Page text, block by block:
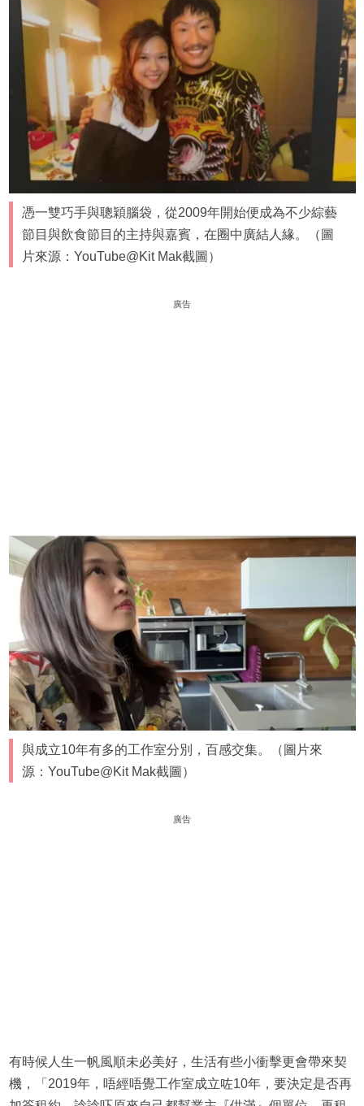
憑一雙巧手與聰穎腦袋，從2009年開始便成為不少綜藝
節目與飲食節目的主持與嘉賓，在圈中廣結人緣。（圖
片來源：YouTube@Kit Mak截圖）
廣告
與成立10年有多的工作室分別，百感交集。（圖片來
源：YouTube@Kit Mak截圖）
廣告
有時候人生一帆風順未必美好，生活有些小衝擊更會帶來契
機，「2019年，唔經唔覺工作室成立咗10年，要決定是否再